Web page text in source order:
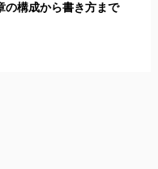
の構成から書き方まで